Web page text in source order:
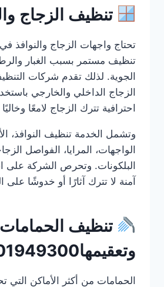
تنظيف الزجاج
تحتاج واجهات الزجاج والنوافذ
تنظيف مستمر بسبب الغبار
الجوية. لذلك تقدم شركات
الزجاج الداخلي والخارجي
احترافية تترك الزجاج لامعًا
وتشمل الخدمة تنظيف النوافذ،
الواجهات، المرايا، الفواصل
البلكونات. وتحرص الشركة على
آمنة لا تترك آثارًا أو خدوشًا على
تنظيف الحمامات
وتعقيمها0501949300
الحمامات من أكثر الأماكن التي